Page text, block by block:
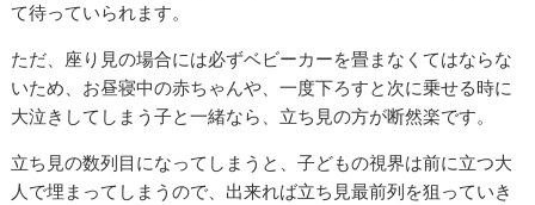
て待っていられます。
ただ、座り見の場合には必ずベビーカーを畳まなくてはならな
いため、お昼寝中の赤ちゃんや、一度下ろすと次に乗せる時に
大泣きしてしまう子と一緒なら、立ち見の方が断然楽です。
立ち見の数列目になってしまうと、子どもの視界は前に立つ大
人で埋まってしまうので、出来れば立ち見最前列を狙っていき